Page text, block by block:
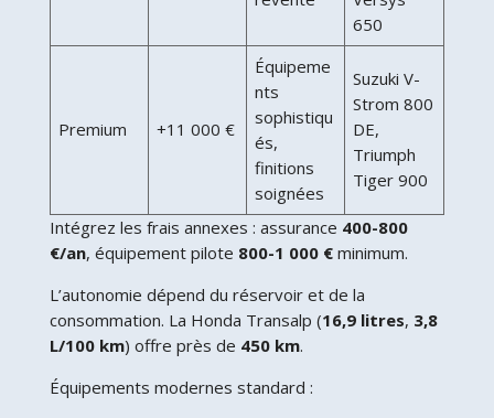
650
Premium +11 000 €
Équipeme
nts
sophistiqu
és,
finitions
soignées
Suzuki V-
Strom 800
DE,
Triumph
Tiger 900
Intégrez les frais annexes : assurance 400-800
€/an, équipement pilote 800-1 000 €minimum.
L’autonomie dépend du réservoir et de la
consommation. La Honda Transalp (16,9 litres, 3,8
L/100 km) offre près de 450 km.
Équipements modernes standard :